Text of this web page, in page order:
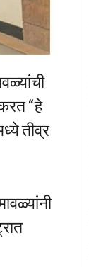
“हे
तीव्र